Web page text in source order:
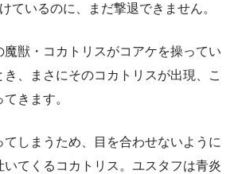
ているのに、まだ撃退できません。
獣・コカトリスがコアケを操ってい
、まさにそのコカトリスが出現、こ
きます。
てしまうため、目を合わせないように
いてくるコカトリス。ユスタフは青炎